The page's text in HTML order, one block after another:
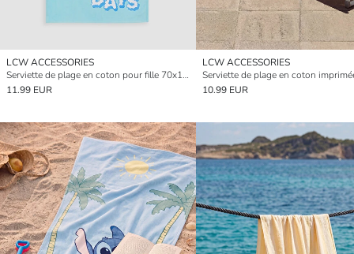
LCW ACCESSORIES
Serviette de plage en coton pour fille 70x150 cm
11.99 EUR
LCW ACCESSORIES
10.99 EUR